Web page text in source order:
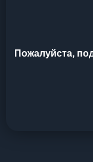
Пожалуйста,